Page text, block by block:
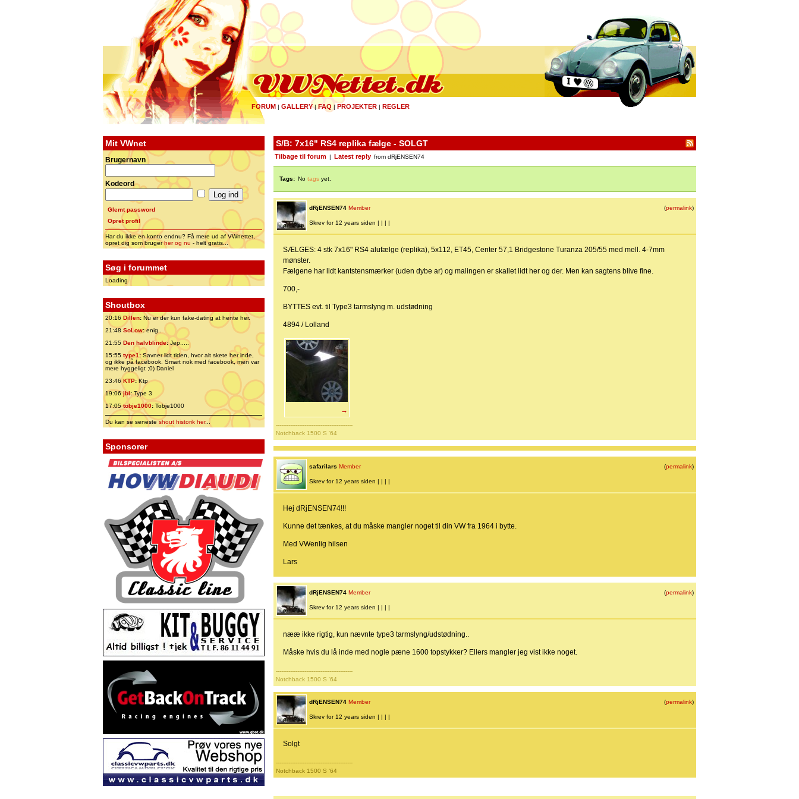
FORUM | GALLERY|FAQ | PROJEKTER | REGLER
Mit VWnet
Brugernavn
Kodeord
Glemt password
Opret profil
Har du ikke en konto endnu? Få mere ud af VWnettet,
opret dig som brugerher og nu - helt gratis...
Søg i forummet
Loading
Shoutbox
20:16 Dillen: Nu er der kun fake-dating at hente her.
21:48 SoLow:enig..
21:55 Den halvblinde:Jep.....
15:55 type1:Savner lidt tiden, hvor alt skete her inde,
og ikke på facebook. Smart nok med facebook, men var
mere hyggeligt ;0) Daniel
23:46 KTP:Ktp
19:06jbl:Type 3
17:05tobje1000: Tobje1000
Du kan se senesteshout historik her...
Sponsorer
S/B: 7x16" RS4 replika fælge - SOLGT
Tilbage til forum Latest reply from dRjENSEN74
Tags: No tags yet.
(permalink)
dRjENSEN74 Member
Skrev for 12 years siden | | | |
SÆLGES: 4 stk 7x16" RS4 alufælge (replika), 5x112, ET45, Center 57,1 Bridgestone Turanza 205/55 med mell. 4-7mm
mønster.
Fælgene har lidt kantstensmærker (uden dybe ar) og malingen er skallet lidt her og der. Men kan sagtens blive fine.
700,-
BYTTES evt. til Type3 tarmslyng m. udstødning
4894 / Lolland
→
-------------------------------------------
Notchback 1500 S '64
(permalink)
safarilars Member
Skrev for 12 years siden | | | |
Hej dRjENSEN74!!!
Kunne det tænkes, at du måske mangler noget til din VW fra 1964 i bytte.
Med VWenlig hilsen
Lars
(permalink)
dRjENSEN74 Member
Skrev for 12 years siden | | | |
nææ ikke rigtig, kun nævnte type3 tarmslyng/udstødning..
Måske hvis du lå inde med nogle pæne 1600 topstykker? Ellers mangler jeg vist ikke noget.
-------------------------------------------
Notchback 1500 S '64
(permalink)
dRjENSEN74 Member
Skrev for 12 years siden | | | |
Solgt
-------------------------------------------
Notchback 1500 S '64